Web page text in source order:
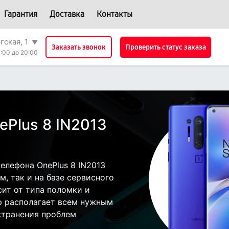
Гарантия Доставка Контакты
1
▼
до 20:00
Заказать звонок Проверить статус заказа
8 IN2013
OnePlus 8 IN2013
так и на базе сервисного
от типа поломки и
располагает всем нужным
проблем